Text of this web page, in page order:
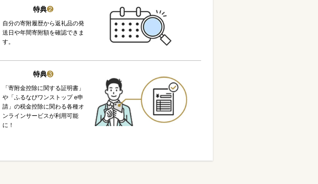
特典❷
自分の寄附履歴から返礼品の発
送日や年間寄附額を確認できま
す。
特典❸
「寄附金控除に関する証明書」
や「ふるなびワンストップ e申
請」の税金控除に関わる各種オ
ンラインサービスが利用可能
に！